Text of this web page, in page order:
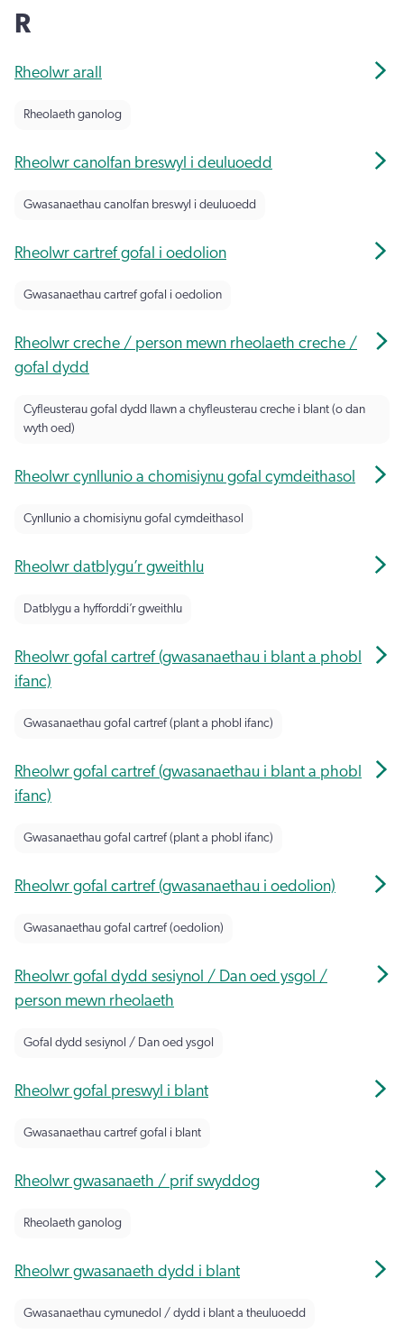
R
Rheolwr arall
Rheolaeth ganolog
Rheolwr canolfan breswyl i deuluoedd
Gwasanaethau canolfan breswyl i deuluoedd
Rheolwr cartref gofal i oedolion
Gwasanaethau cartref gofal i oedolion
Rheolwr creche / person mewn rheolaeth creche /
gofal dydd
Cyfleusterau gofal dydd llawn a chyfleusterau creche i blant (o dan
wyth oed)
Rheolwr cynllunio a chomisiynu gofal cymdeithasol
Cynllunio a chomisiynu gofal cymdeithasol
Rheolwr datblygu’r gweithlu
Datblygu a hyfforddi’r gweithlu
Rheolwr gofal cartref (gwasanaethau i blant a phobl
ifanc)
Gwasanaethau gofal cartref (plant a phobl ifanc)
Rheolwr gofal cartref (gwasanaethau i blant a phobl
ifanc)
Gwasanaethau gofal cartref (plant a phobl ifanc)
Rheolwr gofal cartref (gwasanaethau i oedolion)
Gwasanaethau gofal cartref (oedolion)
Rheolwr gofal dydd sesiynol / Dan oed ysgol /
person mewn rheolaeth
Gofal dydd sesiynol / Dan oed ysgol
Rheolwr gofal preswyl i blant
Gwasanaethau cartref gofal i blant
Rheolwr gwasanaeth / prif swyddog
Rheolaeth ganolog
Rheolwr gwasanaeth dydd i blant
Gwasanaethau cymunedol / dydd i blant a theuluoedd